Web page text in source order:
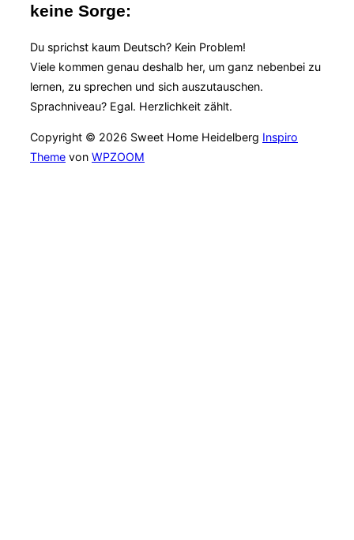
keine Sorge:
Du sprichst kaum Deutsch? Kein Problem!
Viele kommen genau deshalb her, um ganz nebenbei zu
lernen, zu sprechen und sich auszutauschen.
Sprachniveau? Egal. Herzlichkeit zählt.
Copyright © 2026 Sweet Home Heidelberg Inspiro
Theme von WPZOOM